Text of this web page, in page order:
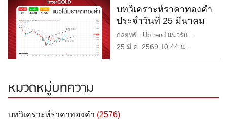
บทวิเคราะห์ราคาทองคำ
ประจำวันที่ 25 มีนาคม
2569
กลยุทธ์ : Uptrend แนวรับ :
$4,450 หรือ 69,500 แนวต้าน :
25 มี.ค. 2569 10.44 น.
หมวดหมู่บทความ
บทวิเคราะห์ราคาทองคำ (2576)